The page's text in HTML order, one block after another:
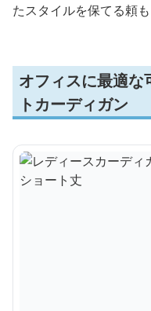
たスタイルを保てる頼
オフィスに最適な
トカーディガン